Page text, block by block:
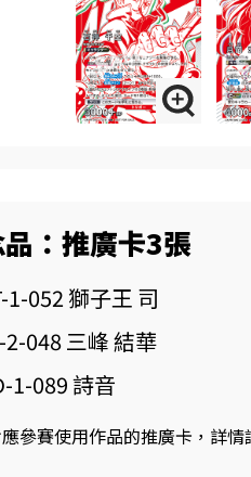
：推廣卡3張
1-052 獅子王 司
2-048 三峰 結華
1-089 詩音
參賽使用作品的推廣卡，詳情